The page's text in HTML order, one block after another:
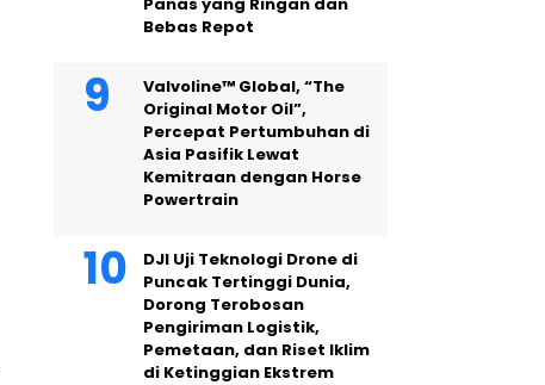
Bebas Repot
Valvoline™ Global, “The
Original Motor Oil”,
Percepat Pertumbuhan di
Asia Pasifik Lewat
Kemitraan dengan Horse
Powertrain
DJI Uji Teknologi Drone di
Puncak Tertinggi Dunia,
Dorong Terobosan
Pengiriman Logistik,
Pemetaan, dan Riset Iklim
di Ketinggian Ekstrem